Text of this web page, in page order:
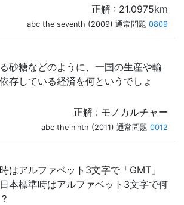
正解 : 21.0975km
abc the seventh (2009) 通常問題 0809
砂糖などのように、一国の生産や輸
存している経済を何というでしょ
正解 : モノカルチャー
abc the ninth (2011) 通常問題 0012
はアルファベット3文字で「GMT」
本標準時はアルファベット3文字で何